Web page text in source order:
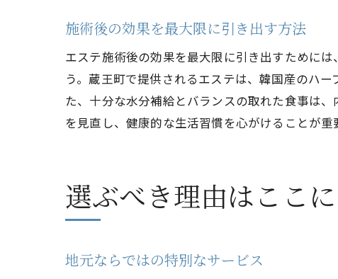
施術後の効果を最大限に引き出す方法
エステ施術後の効果を最大限に引き出すために
う。蔵王町で提供されるエステは、韓国産のハ
た、十分な水分補給とバランスの取れた食事は
を見直し、健康的な生活習慣を心がけることが重
選ぶべき理由はここ
地元ならではの特別なサービス